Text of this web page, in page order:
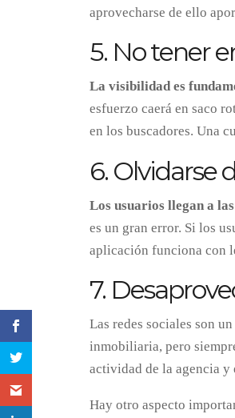
aprovecharse de ello
5. No tener
La visibilidad es
esfuerzo caerá en saco
en los buscadores. Una
6. Olvidarse
Los usuarios llegan a
es un gran error. Si los
aplicación funciona con
7.
Las redes sociales son
inmobiliaria, pero
actividad de la agencia y
Hay otro aspecto